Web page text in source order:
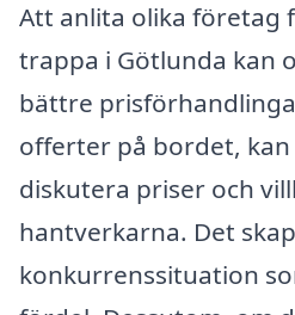
Att anlita olika företag
trappa i Götlunda kan
bättre
offerter på bordet,
diskutera priser och
hantverkarna. Det
konkurrenssituation